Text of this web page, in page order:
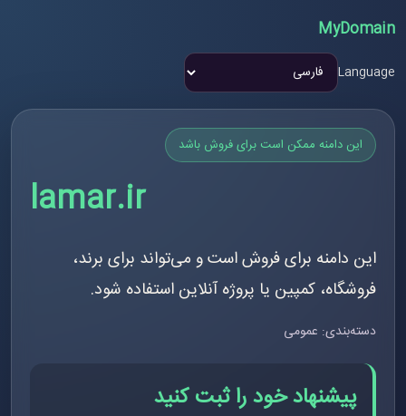
MyDomain
Language
این دامنه ممکن است برای فروش باشد
lamar.ir
این دامنه برای فروش است و می‌تواند برای برند،
فروشگاه، کمپین یا پروژه آنلاین استفاده شود.
دسته‌بندی: عمومی
پیشنهاد خود را ثبت کنید